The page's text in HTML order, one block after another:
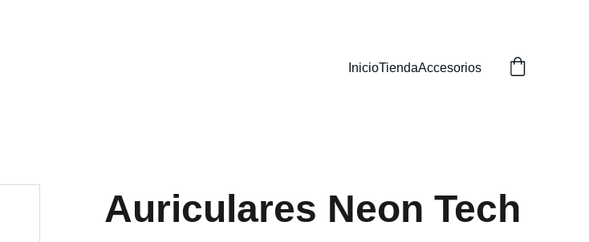
InicioTiendaAccesorios
Auriculares Neon Tech